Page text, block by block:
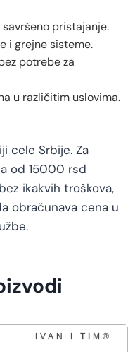
pristajanje.
i grejne sisteme.
potrebe za
u različitim uslovima.
cele Srbije. Za
od 15000 rsd
ikakvih troškova,
obračunava cena u